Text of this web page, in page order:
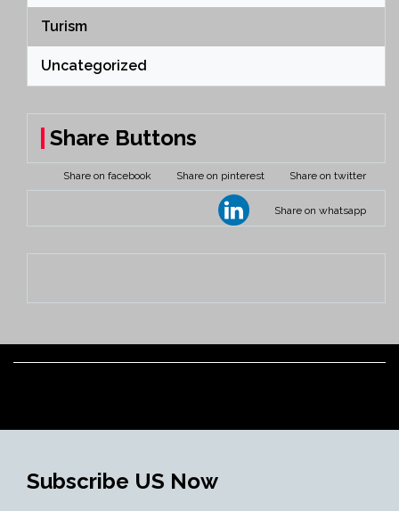
Turism
Uncategorized
Share Buttons
Subscribe US Now